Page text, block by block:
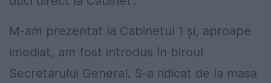
M-am prezentat la Cabinetul 1 și, aproape
imediat, am fost introdus în biroul
Secretarului General. S-a ridicat de la masa